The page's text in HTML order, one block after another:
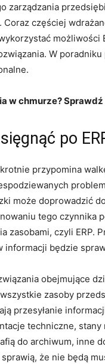
zarządzania
częściej
W
w chmurze?
po
przypomina
może doprowadzić
tego czynnika
zasobami, czyli ERP.
informacji będzie
obejmujące
zasoby
przesyłanie
techniczne,
do archiwum, inne
że nie będą